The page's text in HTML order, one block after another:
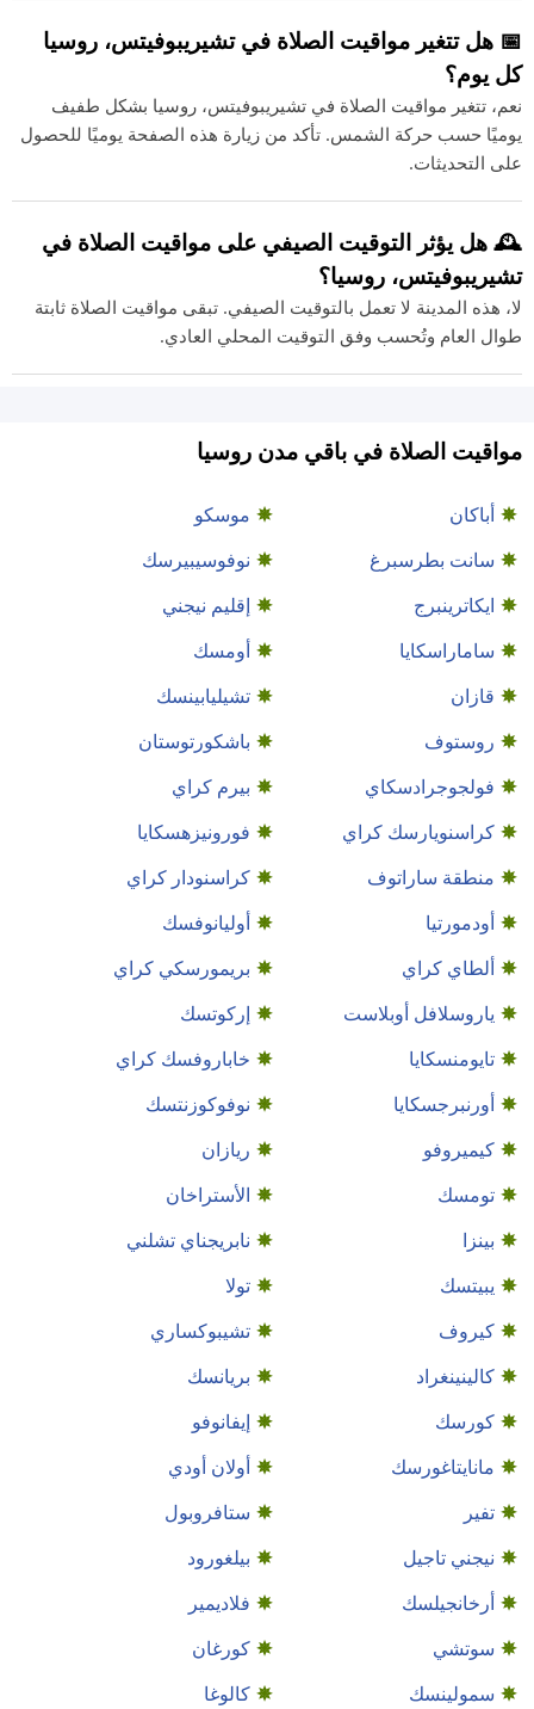
📅 هل تتغير مواقيت الصلاة في تشيريبوفيتس، روسيا
كل يوم؟
نعم، تتغير مواقيت الصلاة في تشيريبوفيتس، روسيا بشكل طفيف
يوميًا حسب حركة الشمس. تأكد من زيارة هذه الصفحة يوميًا للحصول
على التحديثات.
🕰️ هل يؤثر التوقيت الصيفي على مواقيت الصلاة في
تشيريبوفيتس، روسيا؟
لا، هذه المدينة لا تعمل بالتوقيت الصيفي. تبقى مواقيت الصلاة ثابتة
طوال العام وتُحسب وفق التوقيت المحلي العادي.
مواقيت الصلاة في باقي مدن روسيا
أباكان
موسكو
سانت بطرسبرغ
نوفوسيبيرسك
ايكاترينبرج
إقليم نيجني
ساماراسكايا
أومسك
قازان
تشيليابينسك
روستوف
باشكورتوستان
فولجوجرادسكاي
بيرم كراي
كراسنويارسك كراي
فورونيزهسكايا
منطقة ساراتوف
كراسنودار كراي
أودمورتيا
أوليانوفسك
ألطاي كراي
بريمورسكي كراي
ياروسلافل أوبلاست
إركوتسك
تايومنسكايا
خاباروفسك كراي
أورنبرجسكايا
نوفوكوزنتسك
كيميروفو
ريازان
تومسك
الأستراخان
بينزا
نابريجناي تشلني
يبيتسك
تولا
كيروف
تشيبوكساري
كالينينغراد
بريانسك
كورسك
إيفانوفو
مانايتاغورسك
أولان أودي
تفير
ستافروبول
نيجني تاجيل
بيلغورود
أرخانجيلسك
فلاديمير
سوتشي
كورغان
سمولينسك
كالوغا